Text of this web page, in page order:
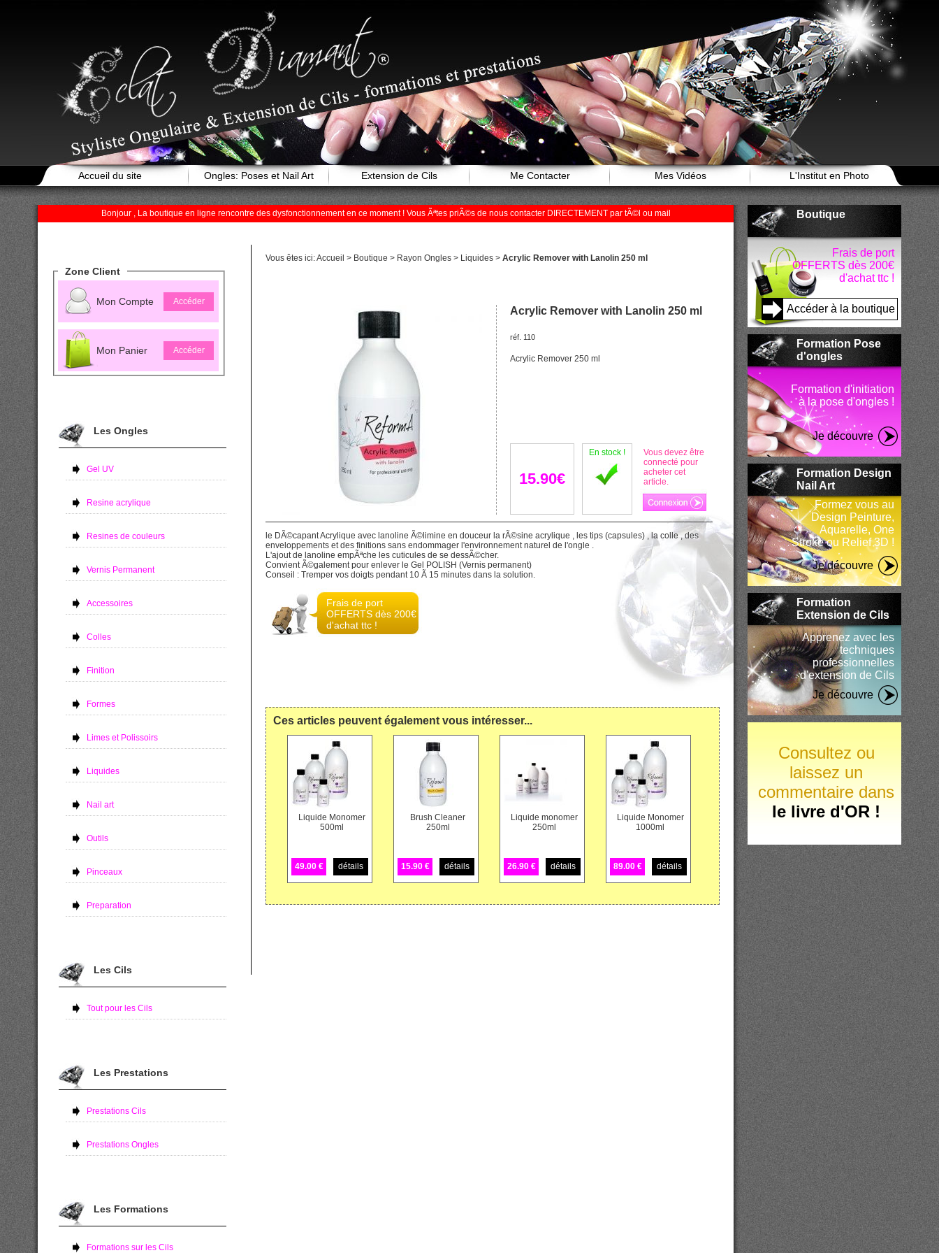
Accueil du site Ongles: Poses et Nail Art Extension de Cils Me Contacter Mes Vidéos L'Institut en Photo
Bonjour , La boutique en ligne rencontre des dysfonctionnement en ce moment ! Vous Ãªtes priÃ©s de nous contacter DIRECTEMENT par tÃ©l ou mail
Zone Client
Mon Compte Accéder
Mon Panier Accéder
Vous êtes ici: Accueil > Boutique > Rayon Ongles > Liquides > Acrylic Remover with Lanolin 250 ml
Acrylic Remover with Lanolin 250 ml
réf. 110
Acrylic Remover 250 ml
15.90€
En stock !
Vous devez être
connecté pour
acheter cet
article.
" class="panier">Ajouter +
le DÃ©capant Acrylique avec lanoline Ã©limine en douceur la rÃ©sine acrylique , les tips (capsules) , la colle , des
enveloppements et des finitions sans endommager l'environnement naturel de l'ongle .
L'ajout de lanoline empÃªche les cuticules de se dessÃ©cher.
Convient Ã©galement pour enlever le Gel POLISH (Vernis permanent)
Conseil : Tremper vos doigts pendant 10 Ã 15 minutes dans la solution.
Frais de port
OFFERTS dès 200€
d'achat ttc !
Ces articles peuvent également vous intéresser...
Liquide Monomer
500ml
49.00 € détails
Brush Cleaner
250ml
15.90 € détails
Liquide monomer
250ml
26.90 € détails
Liquide Monomer
1000ml
89.00 € détails
Les Ongles
Gel UV
Resine acrylique
Resines de couleurs
Vernis Permanent
Accessoires
Colles
Finition
Formes
Limes et Polissoirs
Liquides
Nail art
Outils
Pinceaux
Preparation
Les Cils
Tout pour les Cils
Les Prestations
Prestations Cils
Prestations Ongles
Les Formations
Formations sur les Cils
Boutique
Frais de port
OFFERTS dès 200€
d'achat ttc !
Accéder à la boutique
Formation Pose
d'ongles
Formation d'initiation
à la pose d'ongles !
Je découvre
Formation Design
Nail Art
Formez vous au
Design Peinture,
Aquarelle, One
Stroke ou Relief 3D !
Je découvre
Formation
Extension de Cils
Apprenez avec les
techniques
professionnelles
d'extension de Cils
Je découvre
Consultez ou
laissez un
commentaire dans
le livre d'OR !